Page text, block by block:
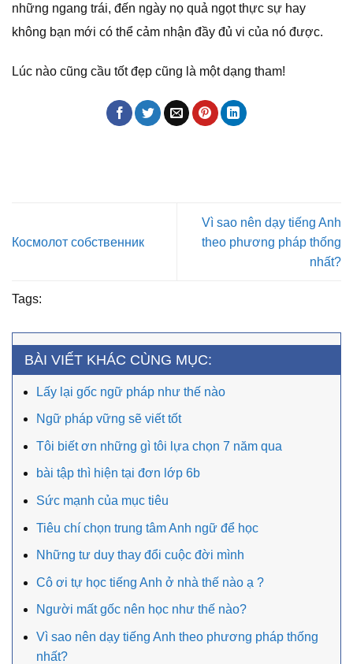
những ngang trái, đến ngày nọ quả ngọt thực sự hay
không bạn mới có thể cảm nhận đầy đủ vi của nó được.
Lúc nào cũng cầu tốt đẹp cũng là một dạng tham!
Космолот собственник
Vì sao nên dạy tiếng Anh
theo phương pháp thống
nhất?
Tags:
BÀI VIẾT KHÁC CÙNG MỤC:
Lấy lại gốc ngữ pháp như thế nào
Ngữ pháp vững sẽ viết tốt
Tôi biết ơn những gì tôi lựa chọn 7 năm qua
bài tập thì hiện tại đơn lớp 6b
Sức mạnh của mục tiêu
Tiêu chí chọn trung tâm Anh ngữ để học
Những tư duy thay đổi cuộc đời mình
Cô ơi tự học tiếng Anh ở nhà thế nào ạ ?
Người mất gốc nên học như thế nào?
Vì sao nên dạy tiếng Anh theo phương pháp thống
nhất?